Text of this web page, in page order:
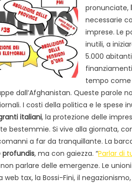
pronunciate,
necessarie
imprese. Le
inutili, a
5.000
tempo come
dall’Afghanistan. Queste parole
I costi della politica e le spese
italiani, la protezione delle
bestemmie. Si vive alla giornata,
a far da tranquillante. La
profundis, ma con gaiezza. “Parlar di
parlare delle emergenze. Le unioni
web tax, la Bossi-Fini, il